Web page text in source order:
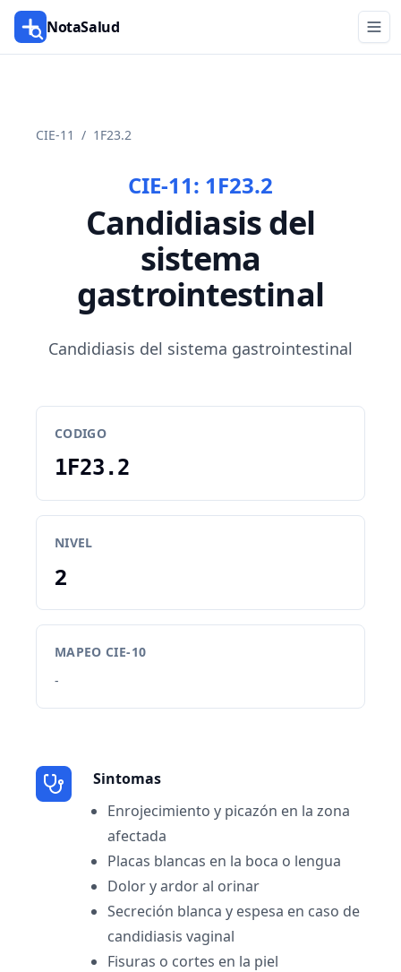
NotaSalud
CIE-11 / 1F23.2
CIE-11: 1F23.2
Candidiasis del
sistema
gastrointestinal
Candidiasis del sistema gastrointestinal
CODIGO
1F23.2
NIVEL
2
MAPEO CIE-10
-
Sintomas
Enrojecimiento y picazón en la zona
afectada
Placas blancas en la boca o lengua
Dolor y ardor al orinar
Secreción blanca y espesa en caso de
candidiasis vaginal
Fisuras o cortes en la piel